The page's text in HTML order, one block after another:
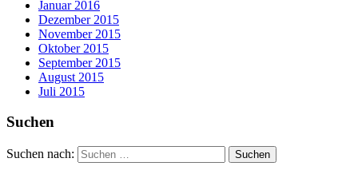
Januar 2016
Dezember 2015
November 2015
Oktober 2015
September 2015
August 2015
Juli 2015
Suchen
Suchen nach: